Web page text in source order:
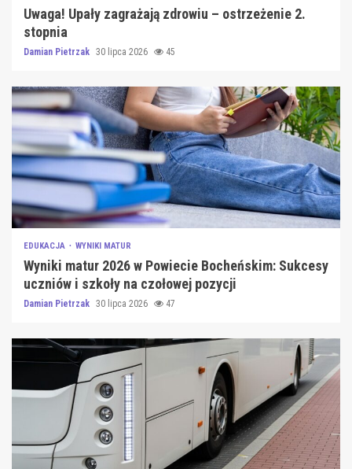
Uwaga! Upały zagrażają zdrowiu – ostrzeżenie 2.
stopnia
Damian Pietrzak 30 lipca 2026 45
EDUKACJA WYNIKI MATUR
Wyniki matur 2026 w Powiecie Bocheńskim: Sukcesy
uczniów i szkoły na czołowej pozycji
Damian Pietrzak 30 lipca 2026 47